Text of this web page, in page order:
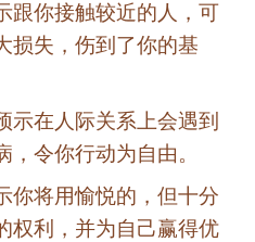
跟你接触较近的人，可
损失，伤到了你的基
示在人际关系上会遇到
令你行动为自由。
你将用愉悦的，但十分
权利，并为自己赢得优